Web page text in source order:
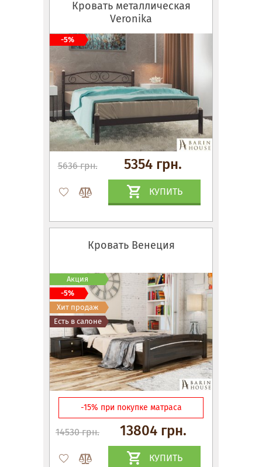
Кровать металлическая
Veronika
5636 грн. 5354 грн.
КУПИТЬ
-5%
Кровать Венеция
-15% при покупке матраса
14530 грн. 13804 грн.
КУПИТЬ
Акция
-5%
Хит продаж
Есть в салоне